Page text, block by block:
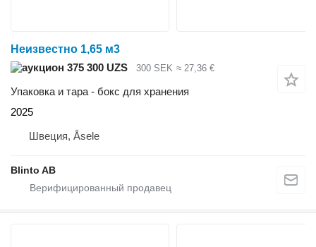
Неизвестно 1,65 м3
375 300 UZS
300 SEK ≈ 27,36 €
Упаковка и тара - бокс для хранения
2025
Швеция, Åsele
Blinto AB